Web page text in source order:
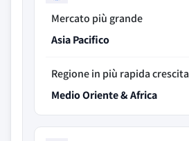
Mercato più grande
Asia Pacifico
Regione in più rapida crescita
Medio Oriente & Africa